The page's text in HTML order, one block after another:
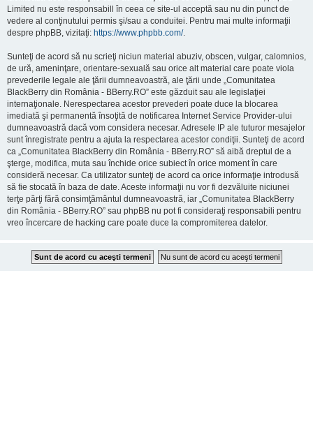
Limited nu este responsabill în ceea ce site-ul acceptă sau nu din punct de
vedere al conţinutului permis şi/sau a conduitei. Pentru mai multe informaţii
despre phpBB, vizitaţi: https://www.phpbb.com/.
Sunteţi de acord să nu scrieţi niciun material abuziv, obscen, vulgar, calomnios,
de ură, ameninţare, orientare-sexuală sau orice alt material care poate viola
prevederile legale ale ţării dumneavoastră, ale ţării unde „Comunitatea
BlackBerry din România - BBerry.RO” este găzduit sau ale legislaţiei
internaţionale. Nerespectarea acestor prevederi poate duce la blocarea
imediată şi permanentă însoţită de notificarea Internet Service Provider-ului
dumneavoastră dacă vom considera necesar. Adresele IP ale tuturor mesajelor
sunt înregistrate pentru a ajuta la respectarea acestor condiţii. Sunteţi de acord
ca „Comunitatea BlackBerry din România - BBerry.RO” să aibă dreptul de a
şterge, modifica, muta sau închide orice subiect în orice moment în care
consideră necesar. Ca utilizator sunteţi de acord ca orice informaţie introdusă
să fie stocată în baza de date. Aceste informaţii nu vor fi dezvăluite niciunei
terţe părţi fără consimţământul dumneavoastră, iar „Comunitatea BlackBerry
din România - BBerry.RO” sau phpBB nu pot fi consideraţi responsabili pentru
vreo încercare de hacking care poate duce la compromiterea datelor.